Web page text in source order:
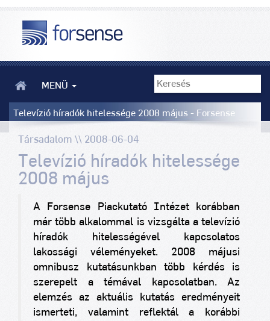
MENÜ
Televízió híradók hitelessége 2008 május - Forsense
Társadalom \\ 2008-06-04
Televízió híradók hitelessége
2008 május
A Forsense Piackutató Intézet korábban
már több alkalommal is vizsgálta a televízió
híradók hitelességével kapcsolatos
lakossági véleményeket. 2008 májusi
omnibusz kutatásunkban több kérdés is
szerepelt a témával kapcsolatban. Az
elemzés az aktuális kutatás eredményeit
ismerteti, valamint reflektál a korábbi